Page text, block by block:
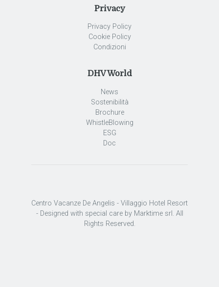
Privacy
Privacy Policy
Cookie Policy
Condizioni
DHV World
News
Sostenibilità
Brochure
WhistleBlowing
ESG
Doc
Centro Vacanze De Angelis - Villaggio Hotel Resort
- Designed with special care by Marktime srl. All
Rights Reserved.